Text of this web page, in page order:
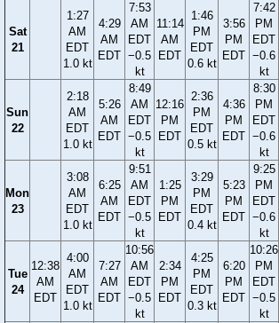
Sat
21
1:27
AM
EDT
1.0 kt
4:29
AM
EDT
7:53
AM
EDT
−0.5
kt
11:14
AM
EDT
1:46
PM
EDT
0.6 kt
3:56
PM
EDT
7:42
PM
EDT
−0.6
kt
Sun
22
2:18
AM
EDT
1.0 kt
5:26
AM
EDT
8:49
AM
EDT
−0.5
kt
12:16
PM
EDT
2:36
PM
EDT
0.5 kt
4:36
PM
EDT
8:30
PM
EDT
−0.6
kt
Mon
23
3:08
AM
EDT
1.0 kt
6:25
AM
EDT
9:51
AM
EDT
−0.5
kt
1:25
PM
EDT
3:29
PM
EDT
0.4 kt
5:23
PM
EDT
9:25
PM
EDT
−0.6
kt
Tue
24
12:38
AM
EDT
4:00
AM
EDT
1.0 kt
7:27
AM
EDT
10:56
AM
EDT
−0.5
kt
2:34
PM
EDT
4:25
PM
EDT
0.3 kt
6:20
PM
EDT
10:26
PM
EDT
−0.5
kt